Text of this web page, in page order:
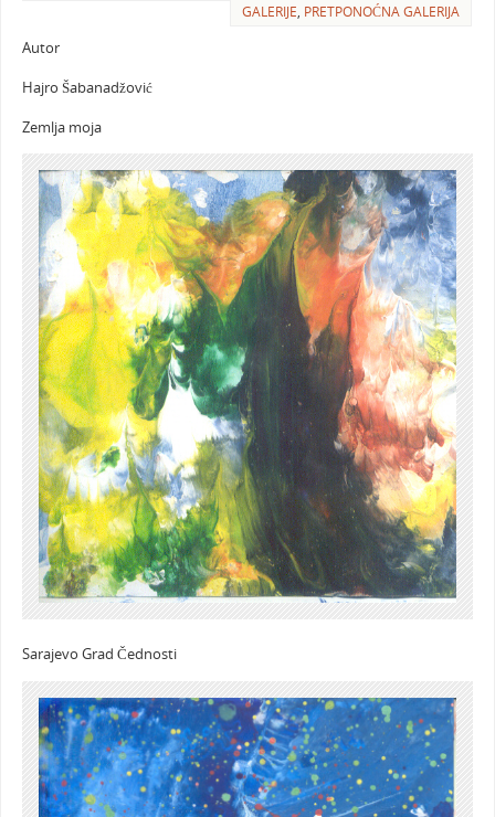
GALERIJE, PRETPONOĆNA GALERIJA
Autor
Hajro Šabanadžović
Zemlja moja
Sarajevo Grad Čednosti